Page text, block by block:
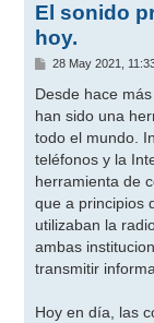
El sonido
hoy.
M
n
a
j
e
28 May 2021,
Desde hace
han sido una
todo el mundo.
teléfonos y la
herramienta de
que a principios
utilizaban la
ambas
transmitir
Hoy en día, las